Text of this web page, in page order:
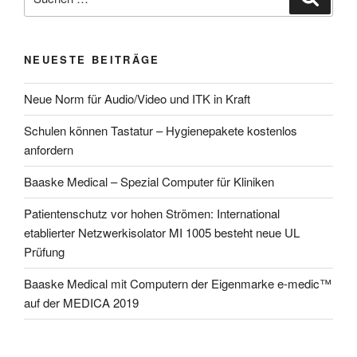
nach:
NEUESTE BEITRÄGE
Neue Norm für Audio/Video und ITK in Kraft
Schulen können Tastatur – Hygienepakete kostenlos
anfordern
Baaske Medical – Spezial Computer für Kliniken
Patientenschutz vor hohen Strömen: International
etablierter Netzwerkisolator MI 1005 besteht neue UL
Prüfung
Baaske Medical mit Computern der Eigenmarke e-medic™
auf der MEDICA 2019